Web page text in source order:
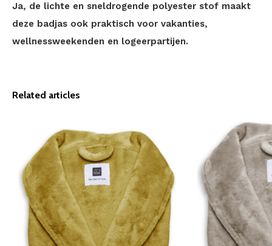
Ja, de lichte en sneldrogende polyester stof maakt
deze badjas ook praktisch voor vakanties,
wellnessweekenden en logeerpartijen.
Related articles